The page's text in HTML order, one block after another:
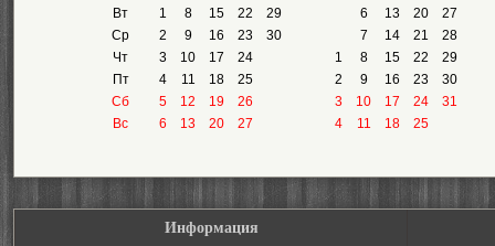
Вт
Ср
Чт
Пт
Сб
Вс
1
8 15 22
29
2
9 16 23
30
3
10 17
24
4
11 18
25
5
12 19
26
6
13 20 27
6
13 20
27
7
14 21
28
1
8 15 22
29
2
9 16 23
30
3
10 17 24
31
4
11 18 25
Информация